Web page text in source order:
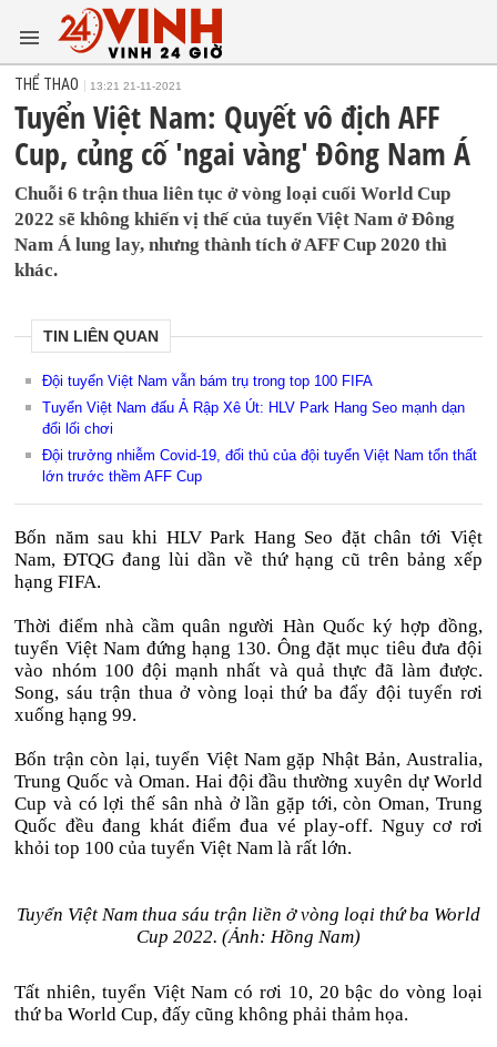
THỂ THAO 13:21 21-11-2021
Tuyển Việt Nam: Quyết vô địch AFF
Cup, củng cố 'ngai vàng' Đông Nam Á
Chuỗi 6 trận thua liên tục ở vòng loại cuối World Cup
2022 sẽ không khiến vị thế của tuyển Việt Nam ở Đông
Nam Á lung lay, nhưng thành tích ở AFF Cup 2020 thì
khác.
TIN LIÊN QUAN
Đội tuyển Việt Nam vẫn bám trụ trong top 100 FIFA
Tuyển Việt Nam đấu Ả Rập Xê Út: HLV Park Hang Seo mạnh dạn
đổi lối chơi
Đội trưởng nhiễm Covid-19, đối thủ của đội tuyển Việt Nam tổn thất
lớn trước thềm AFF Cup
Bốn năm sau khi HLV Park Hang Seo đặt chân tới Việt
Nam, ĐTQG đang lùi dần về thứ hạng cũ trên bảng xếp
hạng FIFA.
Thời điểm nhà cầm quân người Hàn Quốc ký hợp đồng,
tuyển Việt Nam đứng hạng 130. Ông đặt mục tiêu đưa đội
vào nhóm 100 đội mạnh nhất và quả thực đã làm được.
Song, sáu trận thua ở vòng loại thứ ba đẩy đội tuyển rơi
xuống hạng 99.
Bốn trận còn lại, tuyển Việt Nam gặp Nhật Bản, Australia,
Trung Quốc và Oman. Hai đội đầu thường xuyên dự World
Cup và có lợi thế sân nhà ở lần gặp tới, còn Oman, Trung
Quốc đều đang khát điểm đua vé play-off. Nguy cơ rơi
khỏi top 100 của tuyển Việt Nam là rất lớn.
Tuyển Việt Nam thua sáu trận liền ở vòng loại thứ ba World
Cup 2022. (Ảnh: Hồng Nam)
Tất nhiên, tuyển Việt Nam có rơi 10, 20 bậc do vòng loại
thứ ba World Cup, đấy cũng không phải thảm họa.